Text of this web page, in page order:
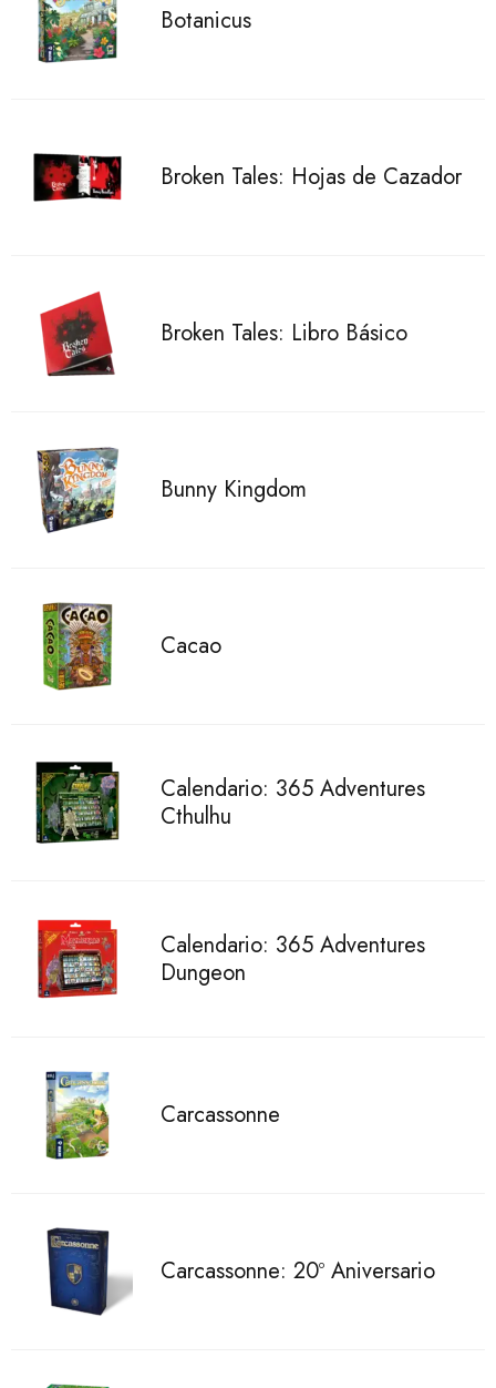
Botanicus
Broken Tales: Hojas de Cazador
Broken Tales: Libro Básico
Bunny Kingdom
Cacao
Calendario: 365 Adventures
Cthulhu
Calendario: 365 Adventures
Dungeon
Carcassonne
Carcassonne: 20º Aniversario